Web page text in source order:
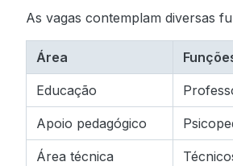
As vagas contemplam diversas
Área
Educação
Apoio pedagógico
Área técnica